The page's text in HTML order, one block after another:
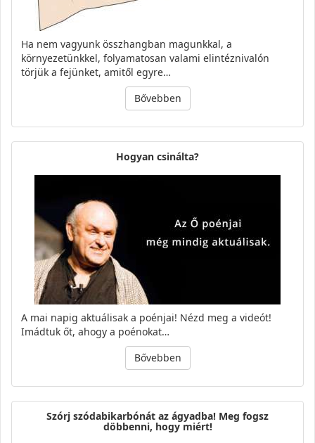
Ha nem vagyunk összhangban magunkkal, a
környezetünkkel, folyamatosan valami elintéznivalón
törjük a fejünket, amitől egyre…
Bővebben
Hogyan csinálta?
A mai napig aktuálisak a poénjai! Nézd meg a videót!
Imádtuk őt, ahogy a poénokat…
Bővebben
Szórj szódabikarbónát az ágyadba! Meg fogsz
döbbenni, hogy miért!